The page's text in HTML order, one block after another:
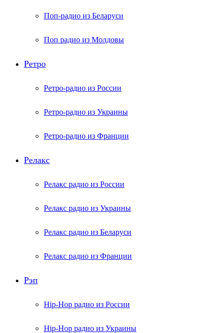
Поп-радио из Беларуси
Поп радио из Молдовы
Ретро
Ретро-радио из России
Ретро-радио из Украины
Ретро-радио из Франции
Релакс
Релакс радио из России
Релакс радио из Украины
Релакс радио из Беларуси
Релакс радио из Франции
Рэп
Hip-Hop радио из России
Hip-Hop радио из Украины